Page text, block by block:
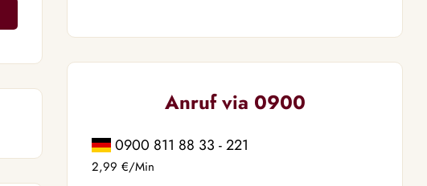
Anruf via 0900
0900 811 88 33 - 221
2,99 €/Min